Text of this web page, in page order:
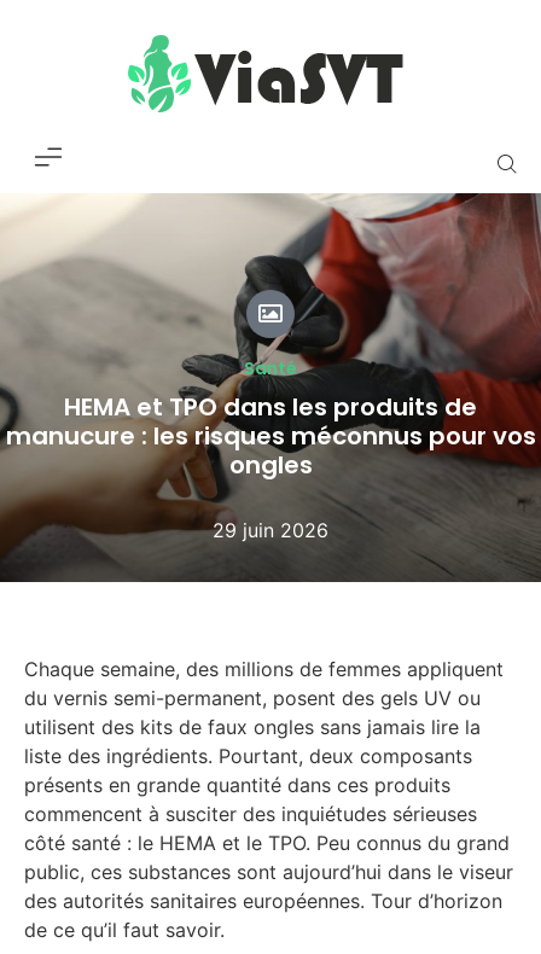
Santé
HEMA et TPO dans les produits de
manucure : les risques méconnus pour vos
ongles
29 juin 2026
Chaque semaine, des millions de femmes appliquent
du vernis semi-permanent, posent des gels UV ou
utilisent des kits de faux ongles sans jamais lire la
liste des ingrédients. Pourtant, deux composants
présents en grande quantité dans ces produits
commencent à susciter des inquiétudes sérieuses
côté santé : le HEMA et le TPO. Peu connus du grand
public, ces substances sont aujourd’hui dans le viseur
des autorités sanitaires européennes. Tour d’horizon
de ce qu’il faut savoir.